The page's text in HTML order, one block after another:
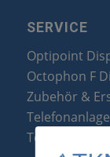
SERVICE
Optipoint
Octophon F
Zubehör &